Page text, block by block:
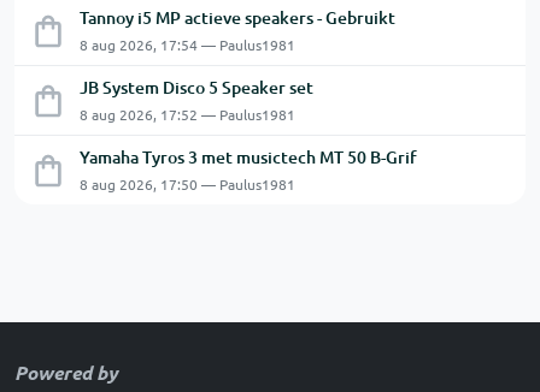
Tannoy i5 MP actieve speakers - Gebruikt
8 aug 2026, 17:54 — Paulus1981
JB System Disco 5 Speaker set
8 aug 2026, 17:52 — Paulus1981
Yamaha Tyros 3 met musictech MT 50 B-Grif
8 aug 2026, 17:50 — Paulus1981
Powered by